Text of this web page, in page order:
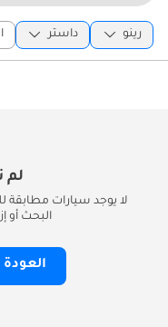
رينو داستر
لم
لا يوجد سيارات مطابقة
البحث أو
العودة